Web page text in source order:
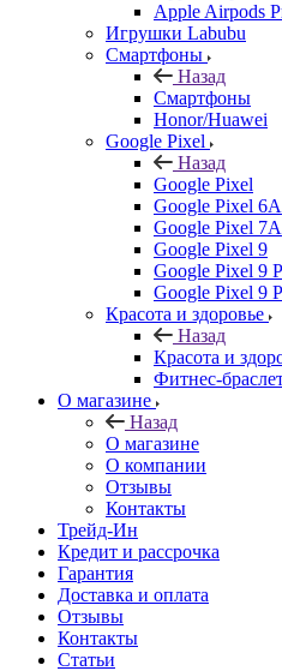
Apple Airpods
Игрушки Labubu
Смартфоны
Назад
Смартфоны
Honor/Huawei
Google Pixel
Назад
Google Pixel
Google Pixel 6A
Google Pixel 7А
Google Pixel 9
Google Pixel 9
Google Pixel 9
Красота и здоровье
Назад
Красота и
Фитнес-
О магазине
Назад
О магазине
О компании
Отзывы
Контакты
Трейд-Ин
Кредит и рассрочка
Гарантия
Доставка и оплата
Отзывы
Контакты
Статьи